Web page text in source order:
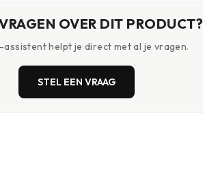
OVER DIT PRODUCT?
assistent helpt je direct met al je vragen.
STEL EEN VRAAG